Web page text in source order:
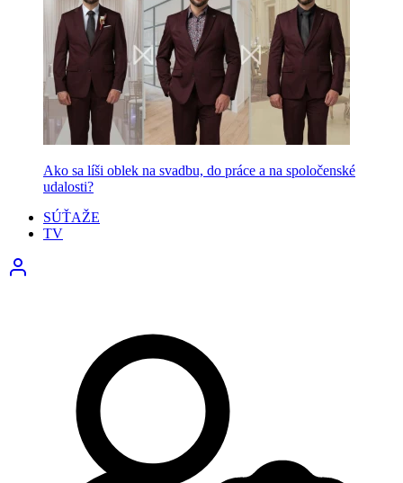
Ako sa líši oblek na svadbu, do práce a na spoločenské
udalosti?
SÚŤAŽE
TV